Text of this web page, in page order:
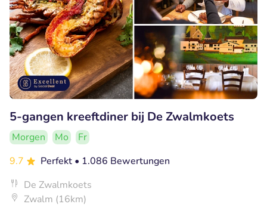
5-gangen kreeftdiner bij De Zwalmkoets
Morgen Mo
Fr
9.7
Perfekt • 1.086 Bewertungen
De Zwalmkoets
Zwalm (16km)